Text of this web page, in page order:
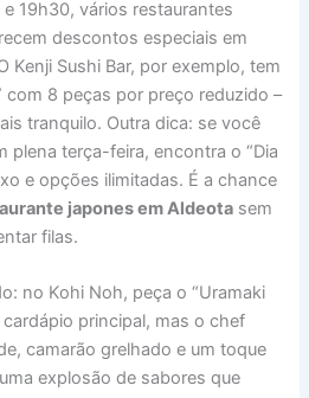
e 19h30, vários restaurantes
descontos especiais em
Kenji Sushi Bar, por exemplo, tem
com 8 peças por preço reduzido –
tranquilo. Outra dica: se você
plena terça-feira, encontra o “Dia
e opções ilimitadas. É a chance
japones em Aldeota sem
filas.
no Kohi Noh, peça o “Uramaki
principal, mas o chef
camarão grelhado e um toque
explosão de sabores que